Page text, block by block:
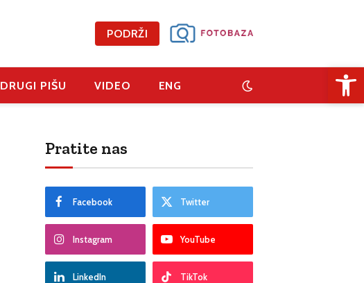
PODRŽI
DRUGI PIŠU VIDEO ENG
Pratite nas
Facebook Twitter
Instagram YouTube
LinkedIn TikTok